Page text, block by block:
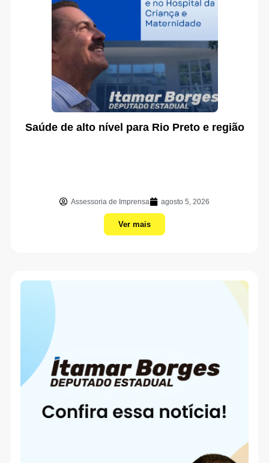
Saúde de alto nível para Rio Preto e região
Assessoria de Imprensa agosto 5, 2026
Ver mais